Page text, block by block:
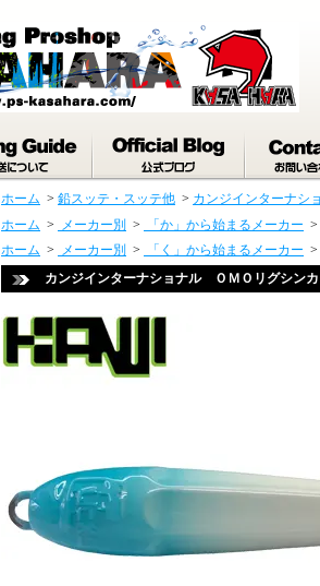
ホーム > 鉛スッテ・スッテ他 > カンジインターナシ
ホーム > メーカー別 > 「か」から始まるメーカー >
ホーム > メーカー別 > 「く」から始まるメーカー >
カンジインターナショナル ＯＭＯリグシンカ